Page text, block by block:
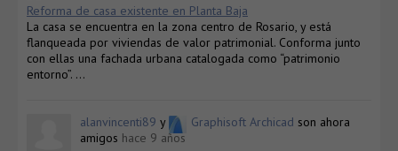
Reforma de casa existente en Planta Baja
La casa se encuentra en la zona centro de Rosario, y está
flanqueada por viviendas de valor patrimonial. Conforma junto
con ellas una fachada urbana catalogada como “patrimonio
entorno”. …
alanvincenti89 y Graphisoft Archicad son ahora
amigos hace 9 años